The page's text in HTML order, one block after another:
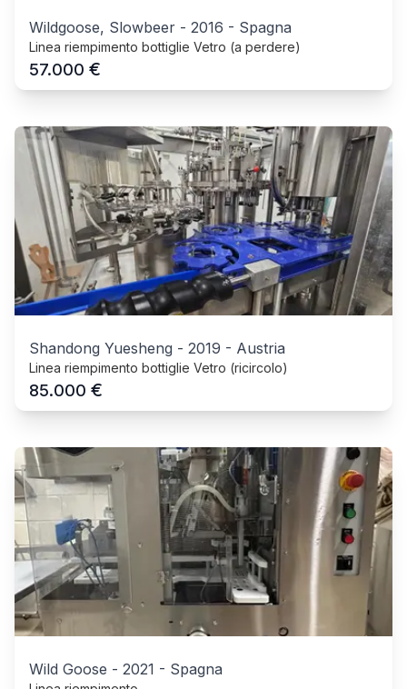
Wildgoose, Slowbeer - 2016 - Spagna
Linea riempimento bottiglie Vetro (a perdere)
57.000 €
Shandong Yuesheng - 2019 - Austria
Linea riempimento bottiglie Vetro (ricircolo)
85.000 €
Wild Goose - 2021 - Spagna